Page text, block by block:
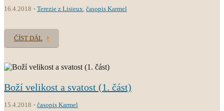
16.4.2018 Terezie z Lisieux časopis Karmel
ČÍST DÁL
Boží velikost a svatost (1. část)
15.4.2018 časopis Karmel